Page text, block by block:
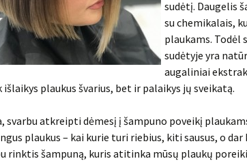
sudėtį. Daugelis
su chemikalais,
plaukams. Todėl
sudėtyje yra
augaliniai
išlaikys plaukus švarius, bet ir palaikys jų sveikatą.
svarbu atkreipti dėmesį į šampuno poveikį
plaukus – kai kurie turi riebius, kiti sausus, o
rinktis šampuną, kuris atitinka mūsų plaukų